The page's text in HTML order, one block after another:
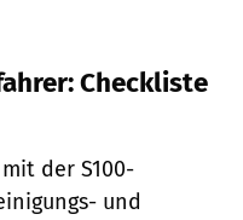
Checkliste
der S100-
und